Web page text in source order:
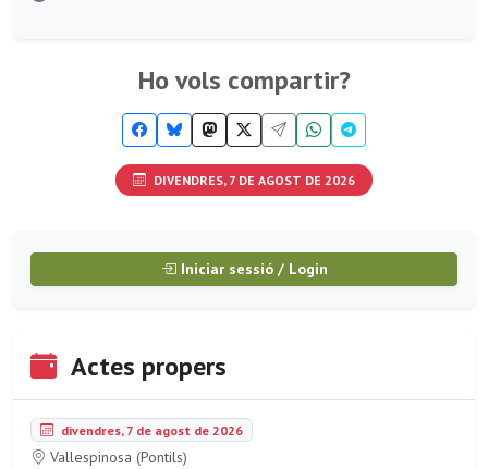
Ho vols compartir?
DIVENDRES, 7 DE AGOST DE 2026
Iniciar sessió / Login
Actes propers
divendres, 7 de agost de 2026
Vallespinosa (Pontils)